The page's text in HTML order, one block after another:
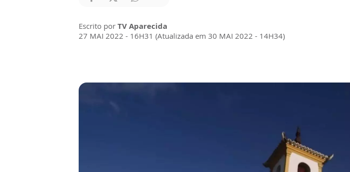
Escrito por TV Aparecida
27 MAI 2022 - 16H31 (Atualizada em 30 MAI 2022 - 14H34)